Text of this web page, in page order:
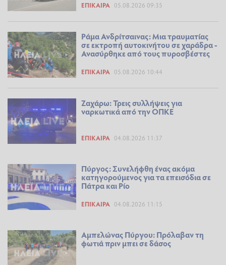
ΕΠΊΚΑΙΡΑ 05.08.2026 09:35
Ράμα Ανδρίτσαινας: Μια τραυματίας
σε εκτροπή αυτοκινήτου σε χαράδρα -
Ανασύρθηκε από τους πυροσβέστες
ΕΠΊΚΑΙΡΑ 05.08.2026 10:44
Ζαχάρω: Τρεις συλλήψεις για
ναρκωτικά από την ΟΠΚΕ
ΕΠΊΚΑΙΡΑ 04.08.2026 11:37
Πύργος: Συνελήφθη ένας ακόμα
κατηγορούμενος για τα επεισόδια σε
Πάτρα και Ρίο
ΕΠΊΚΑΙΡΑ 04.08.2026 11:15
Αμπελώνας Πύργου: Πρόλαβαν τη
φωτιά πριν μπει σε δάσος